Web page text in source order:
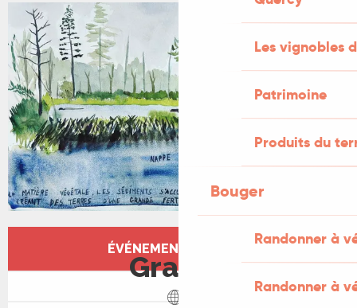
Les vignobles
Patrimoine
Produits du
Bouger
Randonner à
Randonner à
+1 PHOTO
Ouverture et coordonnées
ÉVÉNEMENT TERMINÉ
Gratuit